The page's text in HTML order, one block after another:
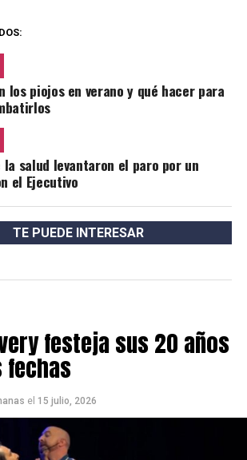
los piojos en verano y qué hacer para
salud levantaron el paro por un
el Ejecutivo
TE PUEDE INTERESAR
festeja sus 20 años
fechas
el 15 julio, 2026